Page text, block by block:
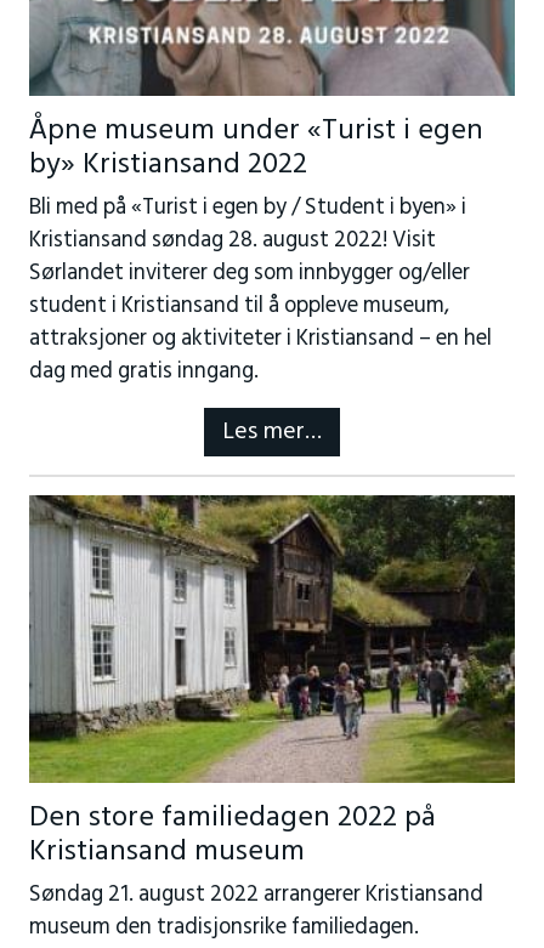
Åpne museum under «Turist i egen
by» Kristiansand 2022
Bli med på «Turist i egen by / Student i byen» i
Kristiansand søndag 28. august 2022! Visit
Sørlandet inviterer deg som innbygger og/eller
student i Kristiansand til å oppleve museum,
attraksjoner og aktiviteter i Kristiansand – en hel
dag med gratis inngang.
Les mer…
Den store familiedagen 2022 på
Kristiansand museum
Søndag 21. august 2022 arrangerer Kristiansand
museum den tradisjonsrike familiedagen.